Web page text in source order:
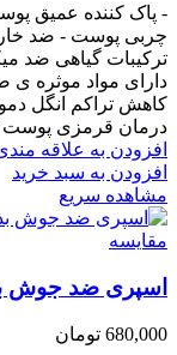
- پاک کننده عمیق
چربی پوست - ضد
ترکیبات گیاهی ضد
دارای مواد موثره ی
کاهش تراکم انگل
درمان قرمزی پوست
افزودن به علاقه
افزودن به سبد خرید
مشاهده سریع
مقایسه
اسپری ضد جوش
680,000 تومان